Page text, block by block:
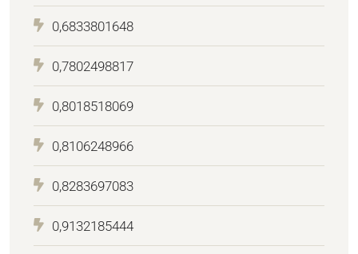
0,6833801648
0,7802498817
0,8018518069
0,8106248966
0,8283697083
0,9132185444